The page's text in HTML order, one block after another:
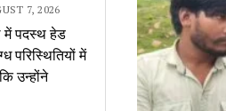
7, 2026
में पदस्थ हेड
परिस्थितियों में
उन्होंने